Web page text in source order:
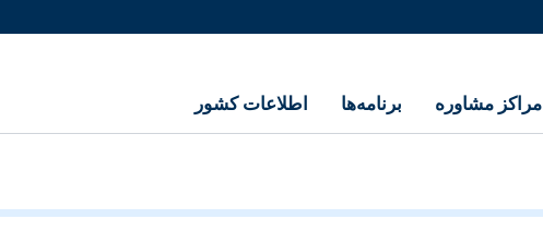
مراکز مشاوره برنامه‌ها اطلاعات کشور